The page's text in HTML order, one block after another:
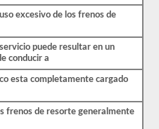
excesivo de los frenos de
puede resultar en un
conducir a
esta completamente cargado
frenos de resorte generalmente